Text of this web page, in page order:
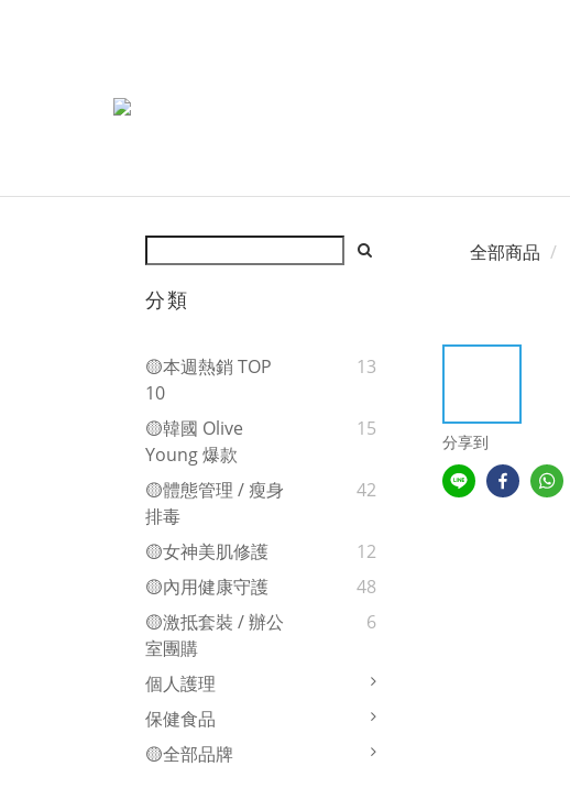
分類
🟡本週熱銷 TOP
10
13
🟡韓國 Olive
Young 爆款
15
🟡體態管理 / 瘦身
排毒
42
🟡女神美肌修護
12
🟡內用健康守護
48
🟡激抵套裝 / 辦公
室團購
6
個人護理
保健食品
🟡全部品牌
全部商品
分享到